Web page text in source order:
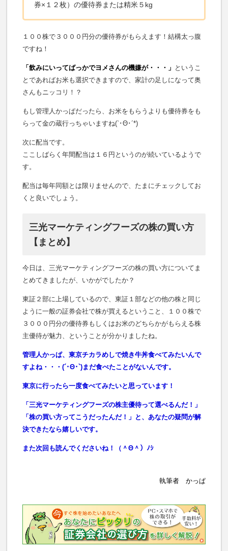
券×１２枚）の優待券または精米５kg
１００株で３０００円分の優待券がもらえます！結構太っ腹
ですね！
「飲みにいってばっかでヨメさんの機嫌が・・・」 というこ
とであればお米も選択できますので、家計の足しになって奥
さんもニッコリ！？
もし管理人かっぱだったら、お米をもらうよりも優待券をも
らって金の蔵行っちゃいますね(`･Θ･´*)
次に配当です。
ここしばらく年間配当は１６円というのが続いているようで
す。
配当は毎年同額とは限りませんので、たまにチェックしてお
くと良いでしょう。
三光マーケティングフーズの株の買い方
【まとめ】
今日は、三光マーケティングフーズの株の買い方についてま
とめてきましたが、いかがでしたか？
東証２部に上場しているので、東証１部などの他の株と同じ
ように一般の証券会社で株が買えるということ、１００株で
３０００円分の優待券もしくはお米のどちらかがもらえる株
主優待が魅力、ということが分かりましたね。
管理人かっぱ、東京チカラめしで焼き牛丼食べてみたいんで
すよね・・・(´･Θ･`)まだ食べたことがないんです。
東京に行ったら一度食べてみたいと思っています！
「三光マーケティングフーズの株主優待って選べるんだ！」
「株の買い方ってこうだったんだ！」と、あなたの疑問が解
決できたなら嬉しいです。
また次回も読んでくださいね！（＾Θ＾）ﾉｼ
執筆者 かっぱ